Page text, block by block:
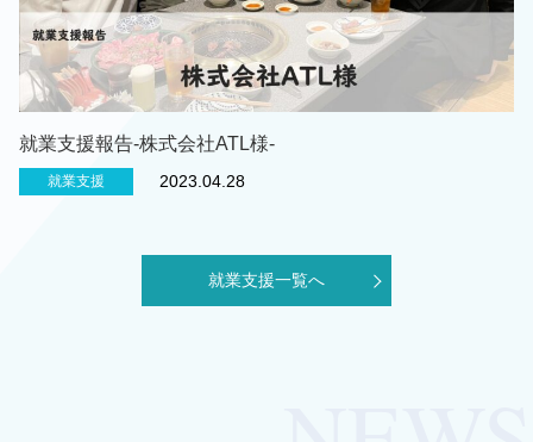
就業支援報告-株式会社ATL様-
就業支援 2023.04.28
就業支援一覧へ